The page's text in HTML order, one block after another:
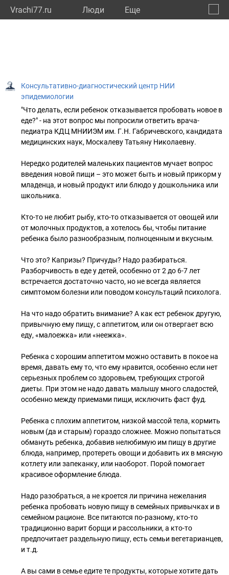
Vrachi77.ru Люди Eще
Консультативно-диагностический центр НИИ
эпидемиологии
"Что делать, если ребенок отказывается пробовать новое в
еде?" - на этот вопрос мы попросили ответить врача-
педиатра КДЦ МНИИЭМ им. Г.Н. Габричевского, кандидата
медицинских наук, Москалеву Татьяну Николаевну.
Нередко родителей маленьких пациентов мучает вопрос
введения новой пищи – это может быть и новый прикорм у
младенца, и новый продукт или блюдо у дошкольника или
школьника.
Кто-то не любит рыбу, кто-то отказывается от овощей или
от молочных продуктов, а хотелось бы, чтобы питание
ребенка было разнообразным, полноценным и вкусным.
Что это? Капризы? Причуды? Надо разбираться.
Разборчивость в еде у детей, особенно от 2 до 6-7 лет
встречается достаточно часто, но не всегда является
симптомом болезни или поводом консультаций психолога.
На что надо обратить внимание? А как ест ребенок другую,
привычную ему пищу, с аппетитом, или он отвергает всю
еду, «малоежка» или «неежка».
Ребенка с хорошим аппетитом можно оставить в покое на
время, давать ему то, что ему нравится, особенно если нет
серьезных проблем со здоровьем, требующих строгой
диеты. При этом не надо давать малышу много сладостей,
особенно между приемами пищи, исключить фаст фуд.
Ребенка с плохим аппетитом, низкой массой тела, кормить
новым (да и старым) гораздо сложнее. Можно попытаться
обмануть ребенка, добавив нелюбимую им пищу в другие
блюда, например, протереть овощи и добавить их в мясную
котлету или запеканку, или наоборот. Порой помогает
красивое оформление блюда.
Надо разобраться, а не кроется ли причина нежелания
ребенка пробовать новую пищу в семейных привычках и в
семейном рационе. Все питаются по-разному, кто-то
традиционно варит борщи и рассольники, а кто-то
предпочитает раздельную пищу, есть семьи вегетарианцев,
и т.д.
А вы сами в семье едите те продукты, которые хотите дать